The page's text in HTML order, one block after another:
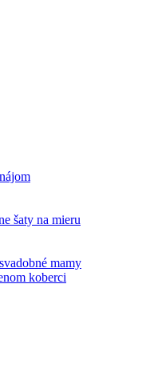
šaty na mieru
mamy
koberci